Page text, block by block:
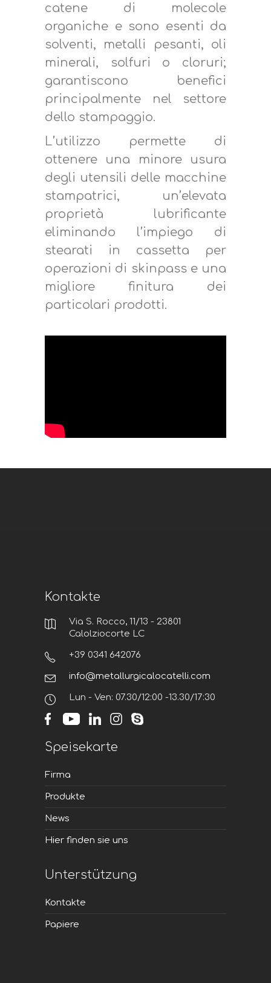
catene di molecole
organiche e sono esenti da
solventi, metalli pesanti, oli
minerali, solfuri o cloruri;
garantiscono benefici
principalmente nel settore
dello stampaggio.
L’utilizzo permette di
ottenere una minore usura
degli utensili delle macchine
stampatrici, un’elevata
proprietà lubrificante
eliminando l’impiego di
stearati in cassetta per
operazioni di skinpass e una
migliore finitura dei
particolari prodotti.
Kontakte
Via S. Rocco, 11/13 - 23801
Calolziocorte LC
+39 0341 642076
info@metallurgicalocatelli.com
Lun - Ven: 07.30/12:00 -13.30/17:30
Speisekarte
Firma
Produkte
News
Hier finden sie uns
Unterstützung
Kontakte
Papiere